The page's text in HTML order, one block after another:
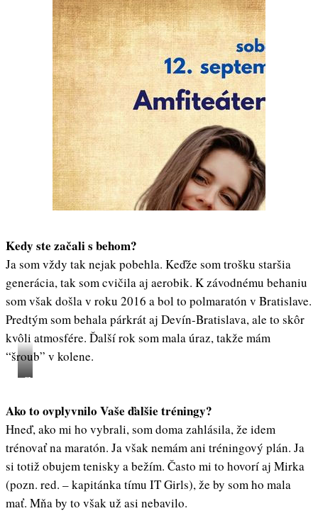
Kedy ste začali s behom?
Ja som vždy tak nejak pobehla. Keďže som trošku staršia
generácia, tak som cvičila aj aerobik. K závodnému behaniu
som však došla v roku 2016 a bol to polmaratón v Bratislave.
Predtým som behala párkrát aj Devín-Bratislava, ale to skôr
kvôli atmosfére. Ďalší rok som mala úraz, takže mám
“šroub” v kolene.
Zuzana
archív
Ako to ovplyvnilo Vaše ďalšie tréningy?
Hneď, ako mi ho vybrali, som doma zahlásila, že idem
trénovať na maratón. Ja však nemám ani tréningový plán. Ja
si totiž obujem tenisky a bežím. Často mi to hovorí aj Mirka
(pozn. red. – kapitánka tímu IT Girls), že by som ho mala
mať. Mňa by to však už asi nebavilo.